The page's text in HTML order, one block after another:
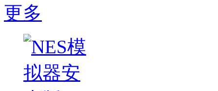
更多